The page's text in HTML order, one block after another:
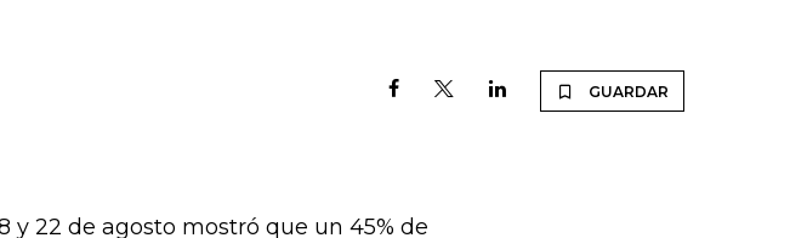
GUARDAR
y 22 de agosto mostró que un 45% de